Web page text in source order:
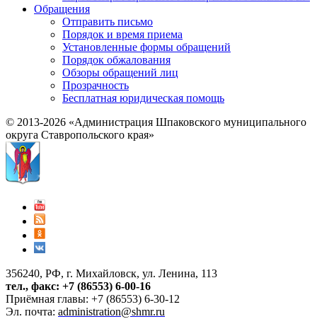
Обращения
Отправить письмо
Порядок и время приема
Установленные формы обращений
Порядок обжалования
Обзоры обращений лиц
Прозрачность
Бесплатная юридическая помощь
© 2013-2026 «Администрация Шпаковского муниципального
округа Ставропольского края»
356240, РФ, г. Михайловск, ул. Ленина, 113
тел., факс: +7 (86553) 6-00-16
Приёмная главы: +7 (86553) 6-30-12
Эл. почта: administration@shmr.ru